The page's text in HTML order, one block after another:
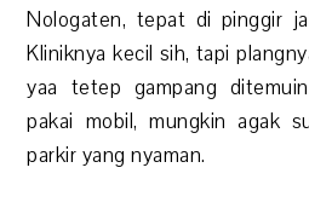
Nologaten, tepat di pinggir
Kliniknya kecil sih, tapi
yaa tetep gampang
pakai mobil, mungkin agak
parkir yang nyaman.